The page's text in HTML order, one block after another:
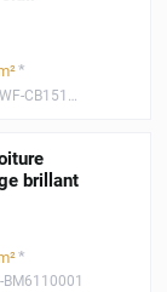
*
brillant
*
BM6110001